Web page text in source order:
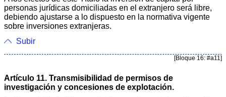
personas jurídicas domiciliadas en el extranjero será libre,
debiendo ajustarse a lo dispuesto en la normativa vigente
sobre inversiones extranjeras.
Subir
[Bloque 16: #a11]
Artículo 11. Transmisibilidad de permisos de
investigación y concesiones de explotación.